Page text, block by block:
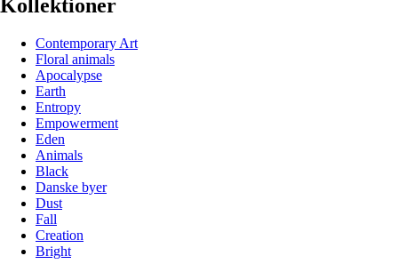
Kollektioner
Contemporary Art
Floral animals
Apocalypse
Earth
Entropy
Empowerment
Eden
Animals
Black
Danske byer
Dust
Fall
Creation
Bright